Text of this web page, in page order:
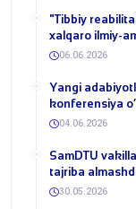
​"Tibbiy
xalqaro ilmiy-
06.06.2026
​Yangi
konferensiya
04.06.2026
SamDTU
tajriba
30.05.2026